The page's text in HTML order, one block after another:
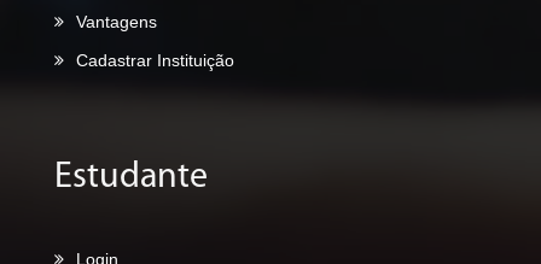
Vantagens
Cadastrar Instituição
Estudante
Login